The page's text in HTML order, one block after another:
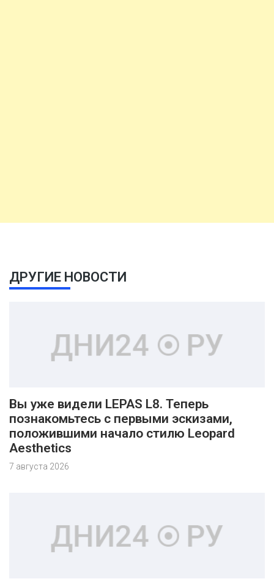
ДРУГИЕ НОВОСТИ
Вы уже видели LEPAS L8. Теперь
познакомьтесь с первыми эскизами,
положившими начало стилю Leopard
Aesthetics
7 августа 2026